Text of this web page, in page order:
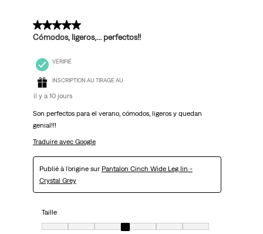
5 sur 5 étoiles.
Cómodos, ligeros,… perfectos!!
VÉRIFIÉ
INSCRIPTION AU TIRAGE AU
il y a 10 jours
Son perfectos para el verano, cómodos, ligeros y quedan
genial!!!
Traduire avec Google
Publié à l'origine sur Pantalon Cinch Wide Leg lin -
Crystal Grey
Taille
Taille, 4 sur 7, où 1 est égal à Très petit et 7 est égal à Très grand